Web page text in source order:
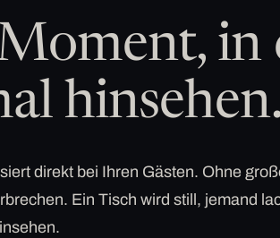
in
hinsehen.
direkt bei Ihren Gästen. Ohne
Ein Tisch wird still, jemand